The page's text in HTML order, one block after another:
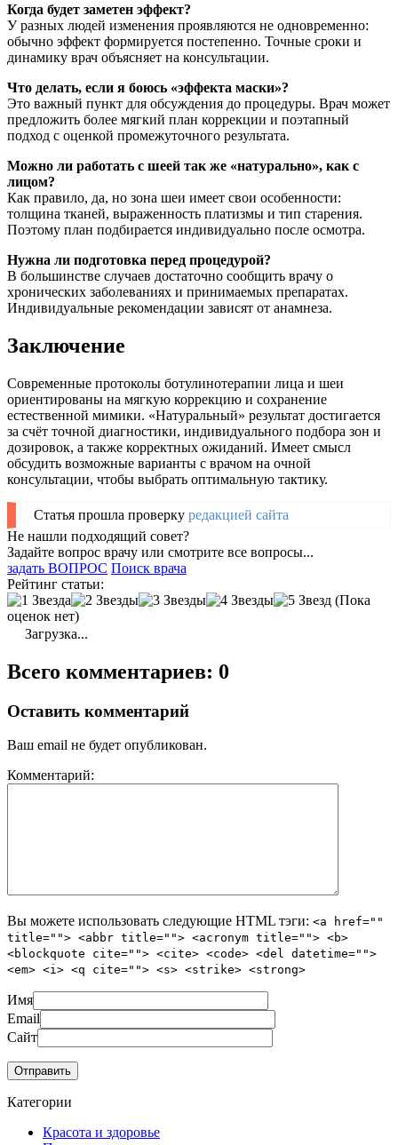
Когда будет заметен эффект?
У разных людей изменения проявляются не одновременно:
обычно эффект формируется постепенно. Точные сроки и
динамику врач объясняет на консультации.
Что делать, если я боюсь «эффекта маски»?
Это важный пункт для обсуждения до процедуры. Врач может
предложить более мягкий план коррекции и поэтапный
подход с оценкой промежуточного результата.
Можно ли работать с шеей так же «натурально», как с
лицом?
Как правило, да, но зона шеи имеет свои особенности:
толщина тканей, выраженность платизмы и тип старения.
Поэтому план подбирается индивидуально после осмотра.
Нужна ли подготовка перед процедурой?
В большинстве случаев достаточно сообщить врачу о
хронических заболеваниях и принимаемых препаратах.
Индивидуальные рекомендации зависят от анамнеза.
Заключение
Современные протоколы ботулинотерапии лица и шеи
ориентированы на мягкую коррекцию и сохранение
естественной мимики. «Натуральный» результат достигается
за счёт точной диагностики, индивидуального подбора зон и
дозировок, а также корректных ожиданий. Имеет смысл
обсудить возможные варианты с врачом на очной
консультации, чтобы выбрать оптимальную тактику.
Статья прошла проверку редакцией сайта
Не нашли подходящий совет?
Задайте вопрос врачу или смотрите все вопросы...
задать ВОПРОС Поиск врача
Рейтинг статьи:
(Пока
оценок нет)
Загрузка...
Всего комментариев: 0
Оставить комментарий
Ваш email не будет опубликован.
Комментарий:
Вы можете использовать следующие HTML тэги: <a href=""
title=""> <abbr title=""> <acronym title=""> <b>
<blockquote cite=""> <cite> <code> <del datetime="">
<em> <i> <q cite=""> <s> <strike> <strong>
Имя
Email
Сайт
Категории
Красота и здоровье